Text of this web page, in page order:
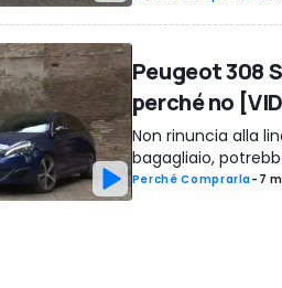
Peugeot 308
perché no
Non rinuncia alla
bagagliaio,
Perché Comprarla- 7